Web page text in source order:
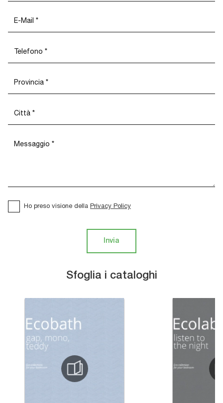
Sfoglia i cataloghi
Ho preso visione della Privacy Policy
Invia